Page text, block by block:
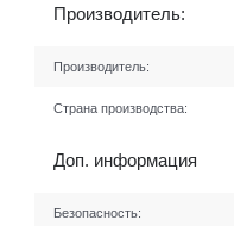
Производитель:
Производитель:
Страна производства:
Доп. информация
Безопасность: